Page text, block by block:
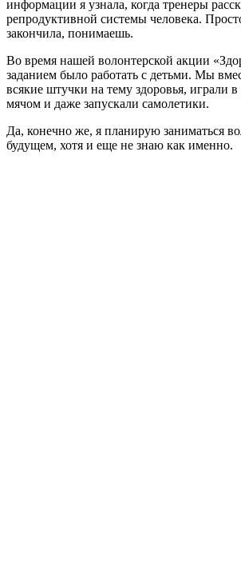
информации я узнала, когда тренеры
репродуктивной системы человека.
закончила, понимаешь.
Во время нашей волонтерской акции
заданием было работать с детьми. Мы
всякие штучки на тему здоровья, играли
мячом и даже запускали самолетики.
Да, конечно же, я планирую заниматься
будущем, хотя и еще не знаю как именно.